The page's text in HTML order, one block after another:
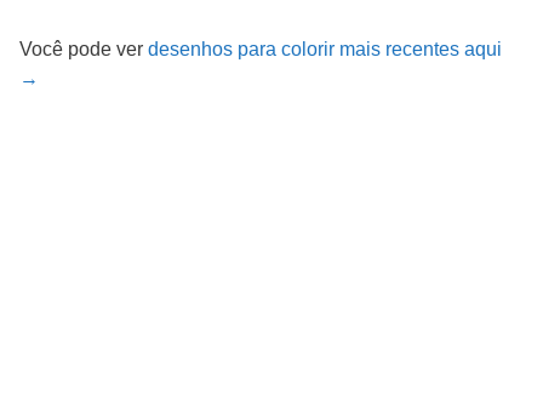
Você pode ver desenhos para colorir mais recentes aqui
→